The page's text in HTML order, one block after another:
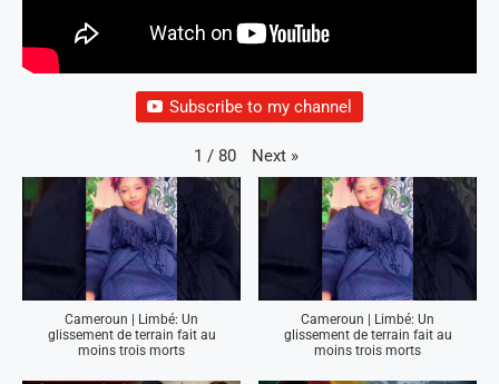
Subscribe to my channel
1 / 80 Next »
Cameroun | Limbé: Un
glissement de terrain fait au
moins trois morts
Cameroun | Limbé: Un
glissement de terrain fait au
moins trois morts